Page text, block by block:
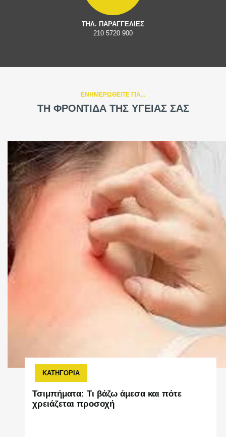
ΤΗΛ. ΠΑΡΑΓΓΕΛΙΕΣ
210 5720 900
ΕΝΗΜΕΡΩΘΕΙΤΕ ΓΙΑ...
ΤΗ ΦΡΟΝΤΙΔΑ ΤΗΣ ΥΓΕΙΑΣ ΣΑΣ
ΚΑΤΗΓΟΡΙΑ
Τσιμπήματα: Τι βάζω άμεσα και πότε
χρειάζεται προσοχή